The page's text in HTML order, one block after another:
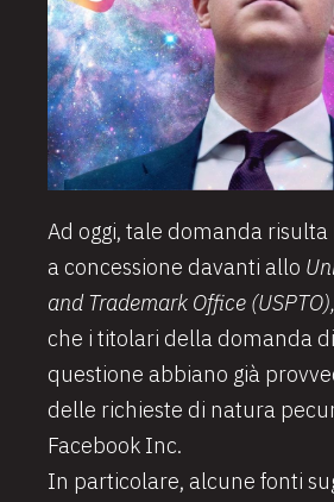
Ad oggi, tale domanda
a concessione davanti allo
and Trademark Office (USPTO),
che i titolari della domanda
questione abbiano già
delle richieste di natura
Facebook Inc.
In particolare, alcune fonti